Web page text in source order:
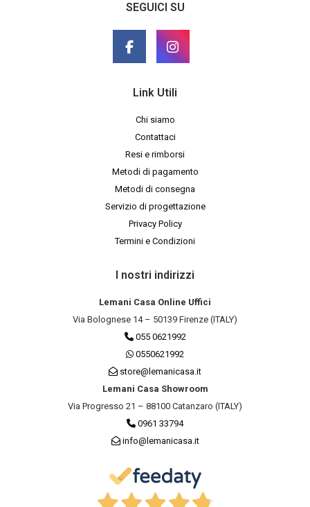
SEGUICI SU
Link Utili
Chi siamo
Contattaci
Resi e rimborsi
Metodi di pagamento
Metodi di consegna
Servizio di progettazione
Privacy Policy
Termini e Condizioni
I nostri indirizzi
Lemani Casa Online Uffici
Via Bolognese 14 – 50139 Firenze (ITALY)
055 0621992
0550621992
store@lemanicasa.it
Lemani Casa Showroom
Via Progresso 21 – 88100 Catanzaro (ITALY)
0961 33794
info@lemanicasa.it